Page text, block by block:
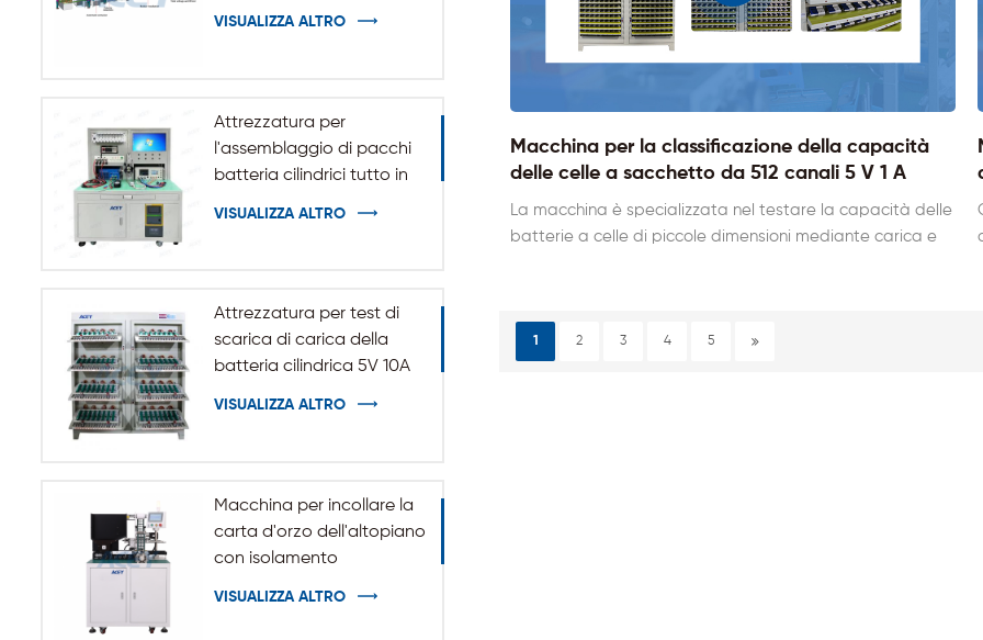
VISUALIZZA ALTRO
Attrezzatura per
l'assemblaggio di pacchi
batteria cilindrici tutto in
VISUALIZZA ALTRO
Attrezzatura per test di
scarica di carica della
batteria cilindrica 5V 10A
VISUALIZZA ALTRO
Macchina per incollare la
carta d'orzo dell'altopiano
con isolamento
VISUALIZZA ALTRO
Macchina per la classificazione della capacità
delle celle a sacchetto da 512 canali 5 V 1 A
La macchina è specializzata nel testare la capacità delle
batterie a celle di piccole dimensioni mediante carica e
automaticamente l'attrezzatura, risparmiare tempo di
1 2 3 4 5